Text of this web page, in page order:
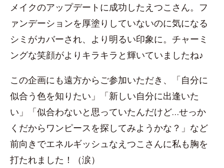
メイクのアップデートに成功したえつこさん。フ
ァンデーションを厚塗りしていないのに気になる
シミがカバーされ、より明るい印象に。チャーミ
ングな笑顔がよりキラキラと輝いていましたね♪
この企画にも遠方からご参加いただき、「自分に
似合う色を知りたい」「新しい自分に出逢いた
い」「似合わないと思っていたんだけど…せっか
くだからワンピースを探してみようかな？」など
前向きでエネルギッシュなえつこさんに私も胸を
打たれました！（涙）